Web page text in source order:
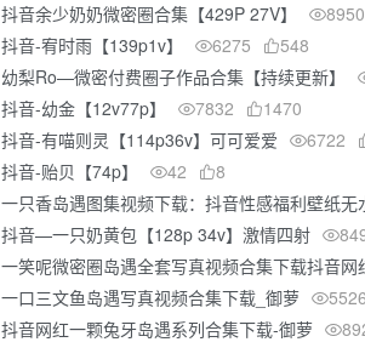
抖音余少奶奶微密圈合集【429P 27V】 8950
抖音-宥时雨【139p1v】 6275
548
幼梨Ro—微密付费圈子作品合集【持续更新】
抖音-幼金【12v77p】 7832
1470
抖音-有喵则灵【114p36v】可可爱爱 6722
抖音-贻贝【74p】 42
8
一只香岛遇图集视频下载：抖音性感福利壁纸无
抖音—一只奶黄包【128p 34v】激情四射
一笑呢微密圈岛遇全套写真视频合集下载抖音网
一口三文鱼岛遇写真视频合集下载_御萝 5526
抖音网红一颗兔牙岛遇系列合集下载-御萝